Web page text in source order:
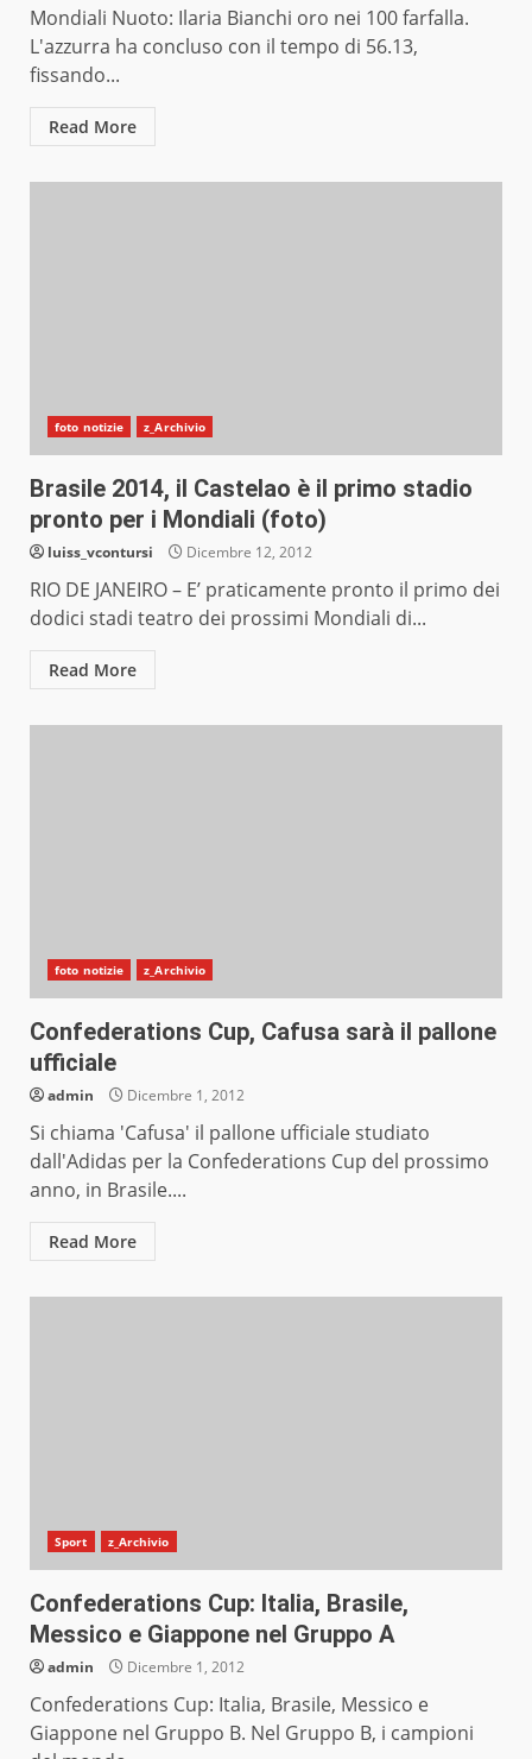
Mondiali Nuoto: Ilaria Bianchi oro nei 100 farfalla.
L'azzurra ha concluso con il tempo di 56.13,
fissando...
Read More
foto notizie z_Archivio
Brasile 2014, il Castelao è il primo stadio
pronto per i Mondiali (foto)
luiss_vcontursi Dicembre 12, 2012
RIO DE JANEIRO – E’ praticamente pronto il primo dei
dodici stadi teatro dei prossimi Mondiali di...
Read More
foto notizie z_Archivio
Confederations Cup, Cafusa sarà il pallone
ufficiale
admin Dicembre 1, 2012
Si chiama 'Cafusa' il pallone ufficiale studiato
dall'Adidas per la Confederations Cup del prossimo
anno, in Brasile....
Read More
Sport z_Archivio
Confederations Cup: Italia, Brasile,
Messico e Giappone nel Gruppo A
admin Dicembre 1, 2012
Confederations Cup: Italia, Brasile, Messico e
Giappone nel Gruppo B. Nel Gruppo B, i campioni